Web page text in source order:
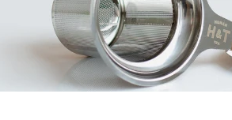
vous aimerez